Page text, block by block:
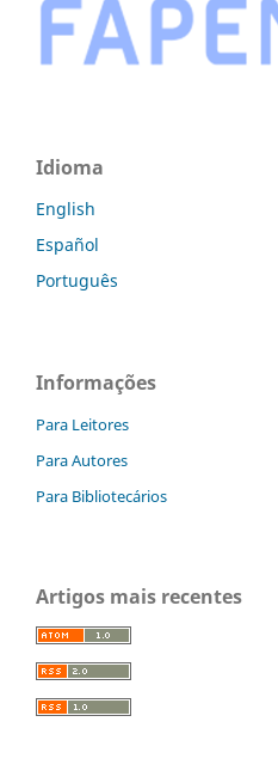
Idioma
English
Español
Português
Informações
Para Leitores
Para Autores
Para Bibliotecários
Artigos mais recentes